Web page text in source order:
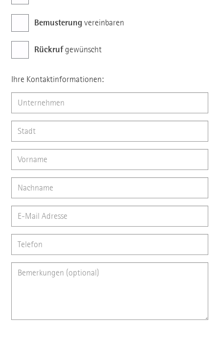
Bemusterung vereinbaren
Rückrufgewünscht
Ihre Kontaktinformationen: